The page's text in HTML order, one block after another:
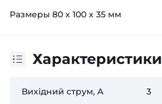
Размеры 80 х 100 х 35 мм
Характеристики
Вихідний струм, А 3